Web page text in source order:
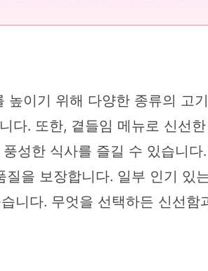
이기 위해 다양한 종류의 고
다. 또한, 곁들임 메뉴로 신선
성한 식사를 즐길 수 있습니
을 보장합니다. 일부 인기 있
니다. 무엇을 선택하든 신선함